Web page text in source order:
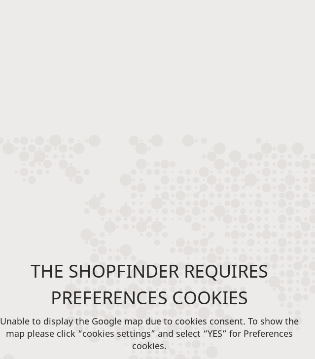
THE SHOPFINDER REQUIRES
PREFERENCES COOKIES
Unable to display the Google map due to cookies consent. To show the
map please click “cookies settings” and select “YES” for Preferences
cookies.